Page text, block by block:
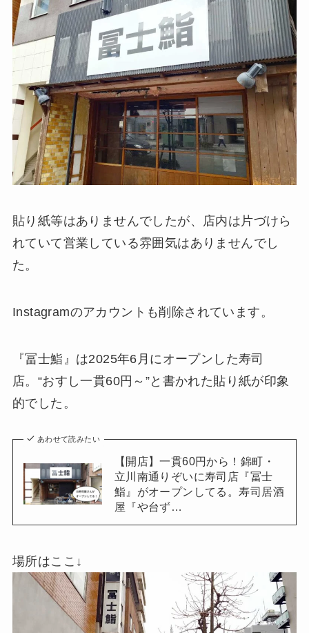
貼り紙等はありませんでしたが、店内は片づけら
れていて営業している雰囲気はありませんでし
た。
Instagramのアカウントも削除されています。
『冨士鮨』は2025年6月にオープンした寿司
店。“おすし一貫60円～”と書かれた貼り紙が印象
的でした。
あわせて読みたい
【開店】一貫60円から！錦町・
立川南通りぞいに寿司店『冨士
鮨』がオープンしてる。寿司居酒
屋『や台ず…
場所はここ↓